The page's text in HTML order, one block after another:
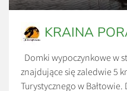
KRAINA
Domki wypoczynkowe w
znajdujące się zaledwie 5
Turystycznego w Bałtowie.